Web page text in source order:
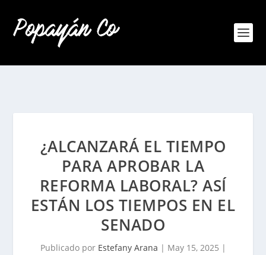
¿ALCANZARÁ EL TIEMPO
PARA APROBAR LA
REFORMA LABORAL? ASÍ
ESTÁN LOS TIEMPOS EN EL
SENADO
Publicado por Estefany Arana | May 15, 2025 |